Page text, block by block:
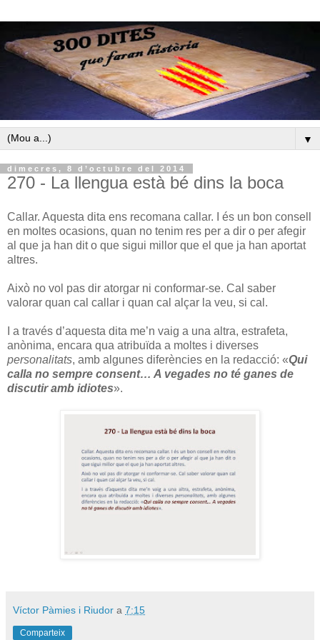
▼
dimecres, 8 d’octubre del 2014
270 - La llengua està bé dins la boca
Callar. Aquesta dita ens recomana callar. I és un bon consell
en moltes ocasions, quan no tenim res per a dir o per afegir
al que ja han dit o que sigui millor que el que ja han aportat
altres.
Això no vol pas dir atorgar ni conformar-se. Cal saber
valorar quan cal callar i quan cal alçar la veu, si cal.
I a través d’aquesta dita me’n vaig a una altra, estrafeta,
anònima, encara qua atribuïda a moltes i diverses
personalitats, amb algunes diferències en la redacció: «Qui
calla no sempre consent… A vegades no té ganes de
discutir amb idiotes».
Víctor Pàmies i Riudor a 7:15
Comparteix